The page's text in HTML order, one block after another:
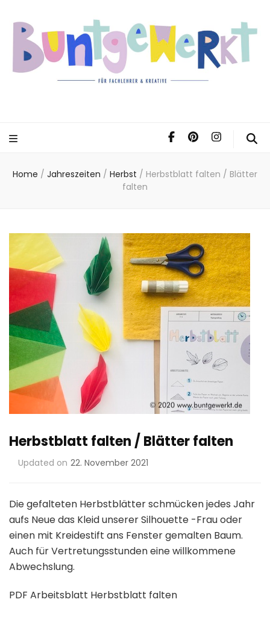
Home / Jahreszeiten / Herbst / Herbstblatt falten / Blätter
falten
Herbstblatt falten / Blätter falten
Updated on 22. November 2021
Die gefalteten Herbstblätter schmücken jedes Jahr
aufs Neue das Kleid unserer Silhouette -Frau oder
einen mit Kreidestift ans Fenster gemalten Baum.
Auch für Vertretungsstunden eine willkommene
Abwechslung.
PDF Arbeitsblatt Herbstblatt falten